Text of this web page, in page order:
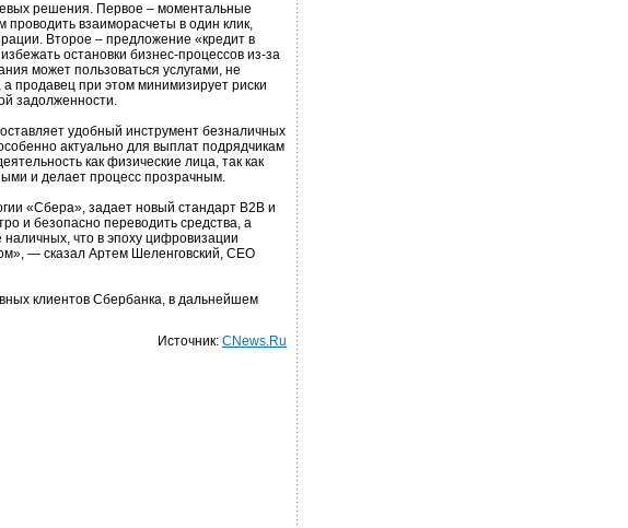
решения. Первое – моментальные
взаиморасчеты в один клик,
Второе – предложение «кредит в
остановки бизнес-процессов из-за
может пользоваться услугами, не
продавец при этом минимизирует риски
задолженности.
удобный инструмент безналичных
актуально для выплат подрядчикам
как физические лица, так как
и делает процесс прозрачным.
«Сбера», задает новый стандарт B2B и
и безопасно переводить средства, а
что в эпоху цифровизации
— сказал Артем Шеленговский, СЕО
клиентов Сбербанка, в дальнейшем
Источник: CNews.Ru